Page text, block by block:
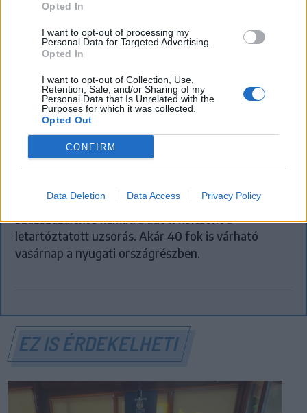
Opted In
I want to opt-out of processing my
Personal Data for Targeted Advertising.
Opted In
I want to opt-out of Collection, Use,
Retention, Sale, and/or Sharing of my
Personal Data that Is Unrelated with the
Purposes for which it was collected.
Opted Out
CONFIRM
Data Deletion Data Access Privacy Policy
FŐTÉR
Már csak 4-5 napig működhet a jelenlegi
körülmények között a cernavodai
atomerőmű
Százszázalékos kamatra adott kölcsönt a
letartóztatott uzsorás. Akár 40 fok is várható
vasárnap a nyugati országrészben.
EZ IS ÉRDEKELHETI